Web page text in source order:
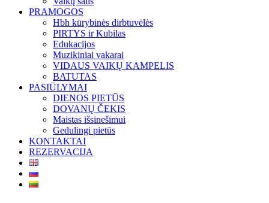
PRAMOGOS
Hbh kūrybinės dirbtuvėlės
PIRTYS ir Kubilas
Edukacijos
Muzikiniai vakarai
VIDAUS VAIKŲ KAMPELIS
BATUTAS
PASIŪLYMAI
DIENOS PIETŪS
DOVANŲ ČEKIS
Maistas išsinešimui
Gedulingi pietūs
KONTAKTAI
REZERVACIJA